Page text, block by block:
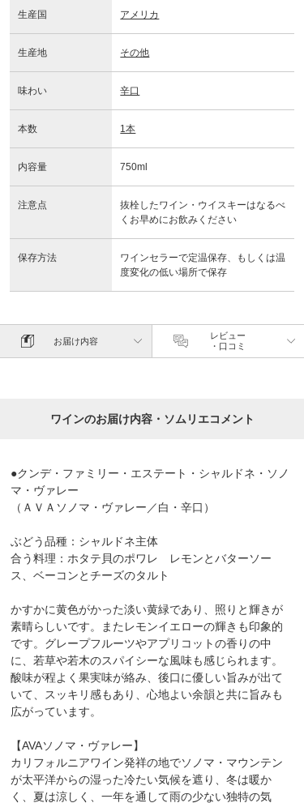
生産国 アメリカ
生産地 その他
味わい 辛口
本数 1本
内容量 750ml
注意点
抜栓したワイン・ウイスキーはなるべ
くお早めにお飲みください
保存方法
ワインセラーで定温保存、もしくは温
度変化の低い場所で保存
お届け内容
レビュー
・口コミ
ワインのお届け内容・ソムリエコメント
●クンデ・ファミリー・エステート・シャルドネ・ソノ
マ・ヴァレー
（ＡＶＡソノマ・ヴァレー／白・辛口）
ぶどう品種：シャルドネ主体
合う料理：ホタテ貝のポワレ レモンとバターソー
ス、ベーコンとチーズのタルト
かすかに黄色がかった淡い黄緑であり、照りと輝きが
素晴らしいです。またレモンイエローの輝きも印象的
です。グレープフルーツやアプリコットの香りの中
に、若草や若木のスパイシーな風味も感じられます。
酸味が程よく果実味が絡み、後口に優しい旨みが出て
いて、スッキリ感もあり、心地よい余韻と共に旨みも
広がっています。
【AVAソノマ・ヴァレー】
カリフォルニアワイン発祥の地でソノマ・マウンテン
が太平洋からの湿った冷たい気候を遮り、冬は暖か
く、夏は涼しく、一年を通して雨の少ない独特の気